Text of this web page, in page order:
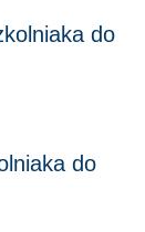
do
do